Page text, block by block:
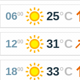
0600 25°C
1200 31°C
1800 33°C